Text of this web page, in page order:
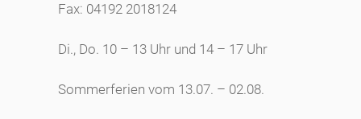
Fax: 04192 2018124
Di., Do. 10 – 13 Uhr und 14 – 17 Uhr
Sommerferien vom 13.07. – 02.08.